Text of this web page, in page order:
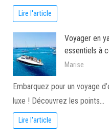
Lire l'article
Voyager en
essentiels à
Marise
Embarquez pour un voyage
luxe ! Découvrez les points…
Lire l'article